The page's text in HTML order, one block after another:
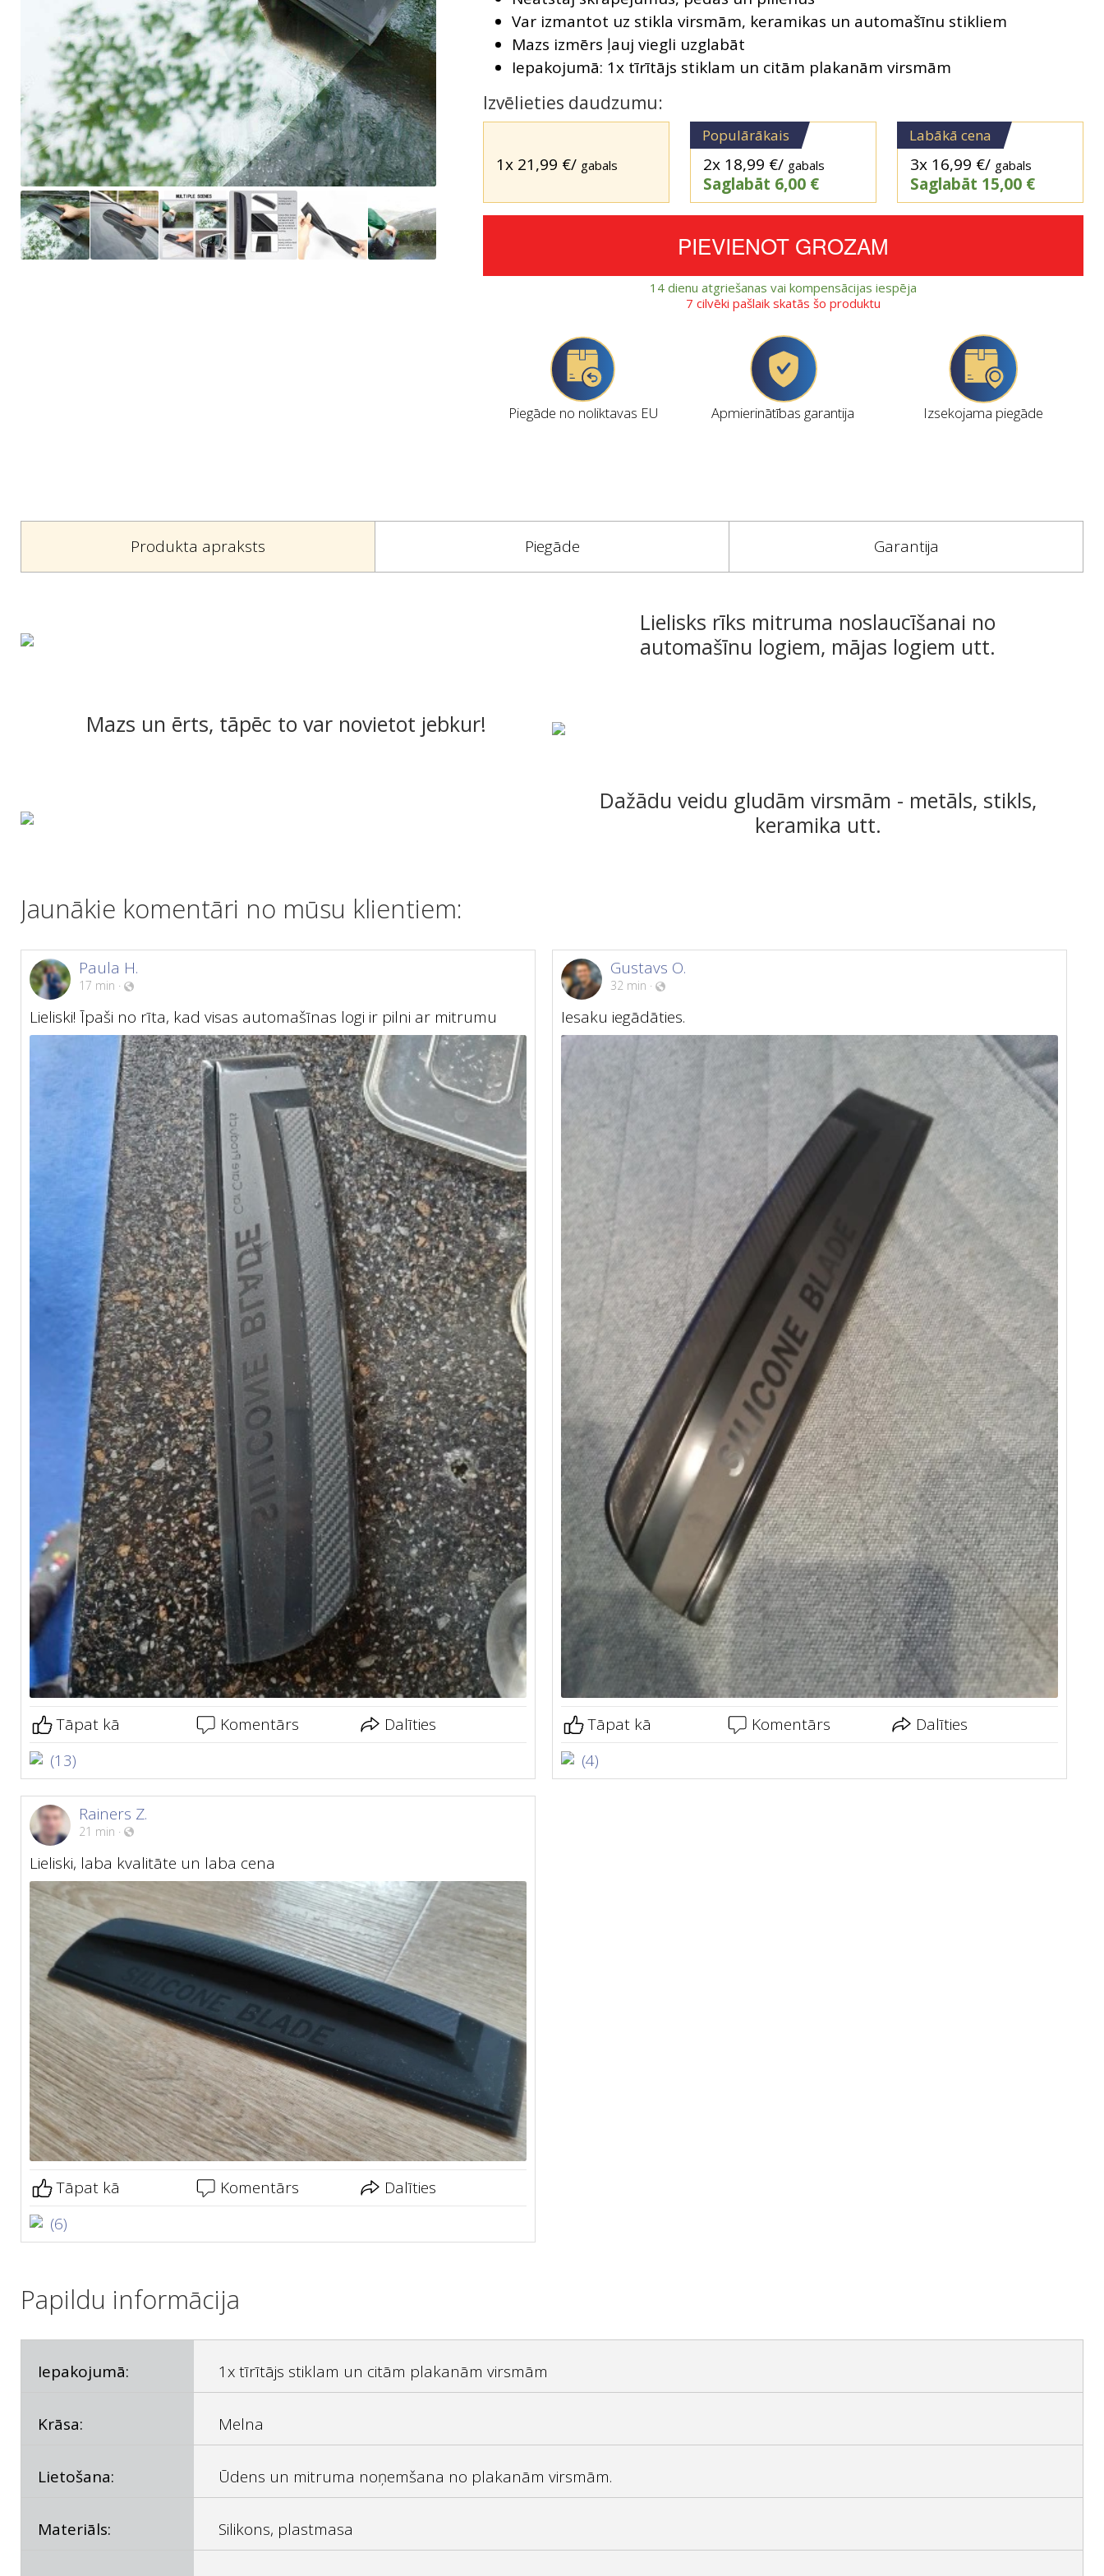
Izvēlieties daudzumu:
1x 21,99 €/ gabals
Populārākais
2x 18,99 €/ gabals
Saglabāt 6,00 €
Labākā cena
3x 16,99 €/ gabals
Saglabāt 15,00 €
PIEVIENOT GROZAM
14 dienu atgriešanas vai kompensācijas iespēja
7 cilvēki pašlaik skatās šo produktu
Var izmantot uz stikla virsmām, keramikas un automašīnu stikliem
Mazs izmērs ļauj viegli uzglabāt
Iepakojumā: 1x tīrītājs stiklam un citām plakanām virsmām
Piegāde no noliktavas EU Apmierinātības garantija Izsekojama piegāde
Produkta apraksts Piegāde Garantija
Lielisks rīks mitruma noslaucīšanai no
automašīnu logiem, mājas logiem utt.
Mazs un ērts, tāpēc to var novietot jebkur!
Dažādu veidu gludām virsmām - metāls, stikls,
keramika utt.
Jaunākie komentāri no mūsu klientiem:
Paula H.
17 min ·
Lieliski! Īpaši no rīta, kad visas automašīnas logi ir pilni ar mitrumu
Tāpat kā Komentārs
Dalīties
(13)
Rainers Z.
21 min ·
Lieliski, laba kvalitāte un laba cena
Tāpat kā Komentārs
Dalīties
(6)
Gustavs O.
32 min ·
Iesaku iegādāties.
Tāpat kā Komentārs
Dalīties
(4)
Papildu informācija
Iepakojumā: 1x tīrītājs stiklam un citām plakanām virsmām
Krāsa: Melna
Lietošana: Ūdens un mitruma noņemšana no plakanām virsmām.
Materiāls: Silikons, plastmasa